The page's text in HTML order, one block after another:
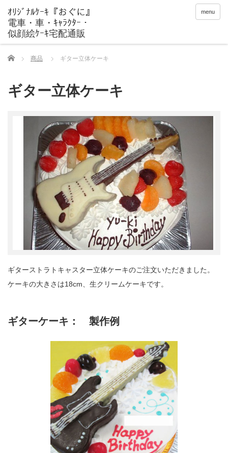
menu
Home 商品 ギター立体ケーキ
ギター立体ケーキ
ギターストラトキャスター立体ケーキのご注文いただきました。
ケーキの大きさは18cm、生クリームケーキです。
ギターケーキ： 製作例